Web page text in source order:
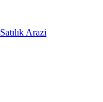
Satılık Arazi